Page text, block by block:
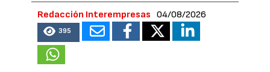
Redacción Interempresas 04/08/2026
395